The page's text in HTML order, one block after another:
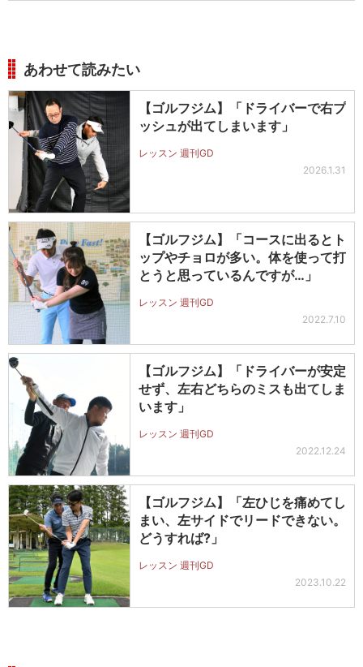
あわせて読みたい
【ゴルフジム】「ドライバーで右プ
ッシュが出てしまいます」
レッスン 週刊GD
2026.1.31
【ゴルフジム】「コースに出るとト
ップやチョロが多い。体を使って打
とうと思っているんですが…」
レッスン 週刊GD
2022.7.10
【ゴルフジム】「ドライバーが安定
せず、左右どちらのミスも出てしま
います」
レッスン 週刊GD
2022.12.24
【ゴルフジム】「左ひじを痛めてし
まい、左サイドでリードできない。
どうすれば?」
レッスン 週刊GD
2023.10.22